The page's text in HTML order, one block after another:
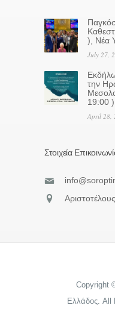
), Νέα
July 27,
την
19:00 )
April 28,
Στοιχεία
Copyright
Ελλάδος. All